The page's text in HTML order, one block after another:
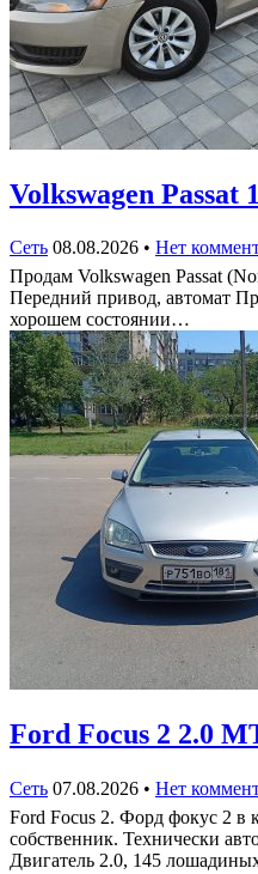
Volkswagen Passat
Сеть 08.08.2026 • Нет
Продам Volkswagen Passat
Передний привод, автомат
хорошем состоянии…
Ford Focus 2 2.0
Сеть 07.08.2026 • Нет
Ford Focus 2. Форд фокус 2 в
собственник. Технически
Двигатель 2.0, 145